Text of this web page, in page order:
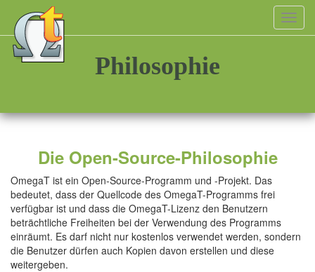
Philosophie
Die Open-Source-Philosophie
OmegaT ist ein Open-Source-Programm und -Projekt. Das
bedeutet, dass der Quellcode des OmegaT-Programms frei
verfügbar ist und dass die OmegaT-Lizenz den Benutzern
beträchtliche Freiheiten bei der Verwendung des Programms
einräumt. Es darf nicht nur kostenlos verwendet werden, sondern
die Benutzer dürfen auch Kopien davon erstellen und diese
weitergeben.